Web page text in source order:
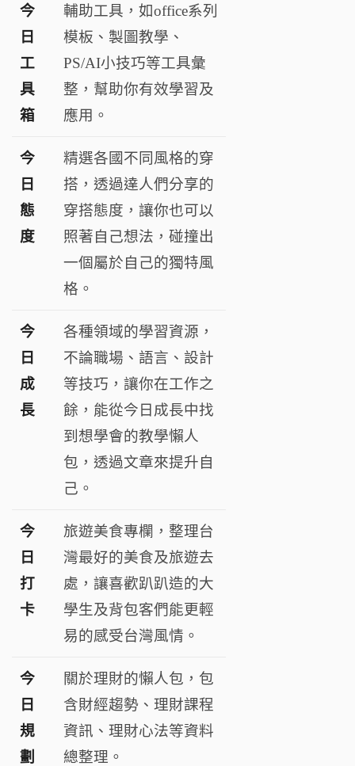
今
日
工
具
箱
輔助工具，如office系列
模板、製圖教學、
PS/AI小技巧等工具彙
整，幫助你有效學習及
應用。
今
日
態
度
精選各國不同風格的穿
搭，透過達人們分享的
穿搭態度，讓你也可以
照著自己想法，碰撞出
一個屬於自己的獨特風
格。
今
日
成
長
各種領域的學習資源，
不論職場、語言、設計
等技巧，讓你在工作之
餘，能從今日成長中找
到想學會的教學懶人
包，透過文章來提升自
己 。
今
日
打
卡
旅遊美食專欄，整理台
灣最好的美食及旅遊去
處，讓喜歡趴趴造的大
學生及背包客們能更輕
易的感受台灣風情。
今
日
規
劃
關於理財的懶人包，包
含財經趨勢、理財課程
資訊、理財心法等資料
總整理。